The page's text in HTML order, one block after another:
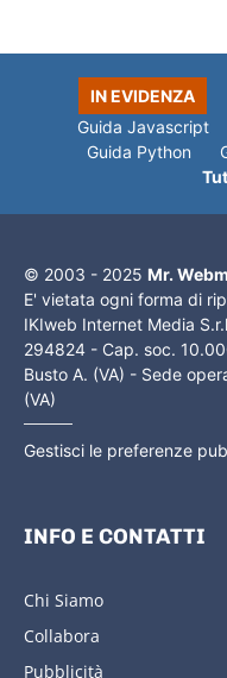
IN EVIDENZA
Guida Javascript
Guida Python
© 2003 - 2025 Mr.
E' vietata ogni forma di
IKIweb Internet Media
294824 - Cap. soc.
Busto A. (VA) - Sede
(VA)
Gestisci le preferenze
INFO E CONTATTI
Chi Siamo
Collabora
Pubblicità